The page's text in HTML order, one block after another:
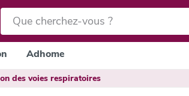
Adhome
des voies respiratoires